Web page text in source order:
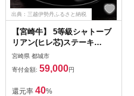
出典：三越伊勢丹ふるさと納税
【宮崎牛】 5等級シャトーブ
リアン(ヒレ芯)ステーキ
(150g×2枚)（ステーキソー
ス・塩コショウ付）
宮崎県 都城市
寄付金額: 59,000円
還元率 40%